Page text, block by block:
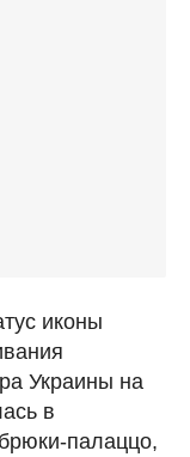
иконы
Украины на
в
палаццо,